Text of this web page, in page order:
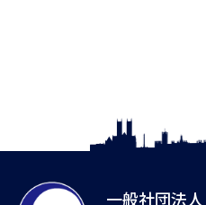
一般社団法